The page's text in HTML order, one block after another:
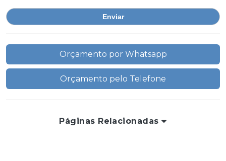
Orçamento por Whatsapp
Orçamento pelo Telefone
Páginas Relacionadas